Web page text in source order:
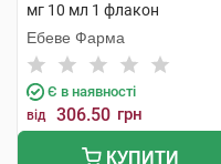
мг 10 мл 1 флакон
Ебеве Фарма
Є в наявності
від 306.50 грн
КУПИТИ